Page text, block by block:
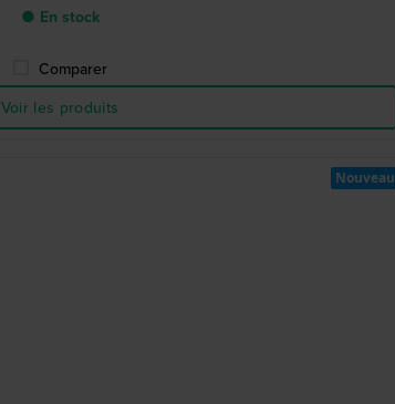
● En stock
Comparer
Voir les produits
Nouveau